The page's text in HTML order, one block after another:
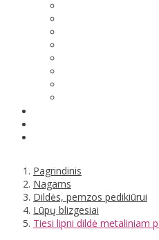
Pagrindinis
Nagams
Dildės, pemzos pedikiūrui
Lūpų blizgesiai
Tiesi lipni dildė metaliniam